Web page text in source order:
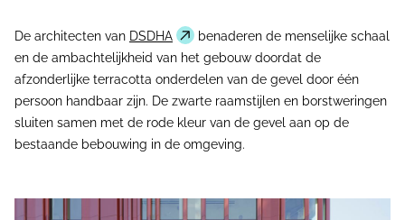
De architecten van DSDHA
benaderen de menselijke schaal
en de ambachtelijkheid van het gebouw doordat de
afzonderlijke terracotta onderdelen van de gevel door één
persoon handbaar zijn. De zwarte raamstijlen en borstweringen
sluiten samen met de rode kleur van de gevel aan op de
bestaande bebouwing in de omgeving.